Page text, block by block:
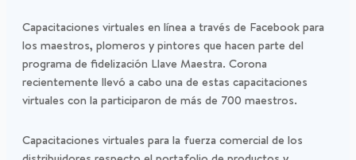
Capacitaciones virtuales en línea a través de Facebook para
los maestros, plomeros y pintores que hacen parte del
programa de fidelización Llave Maestra. Corona
recientemente llevó a cabo una de estas capacitaciones
virtuales con la participaron de más de 700 maestros.
Capacitaciones virtuales para la fuerza comercial de los